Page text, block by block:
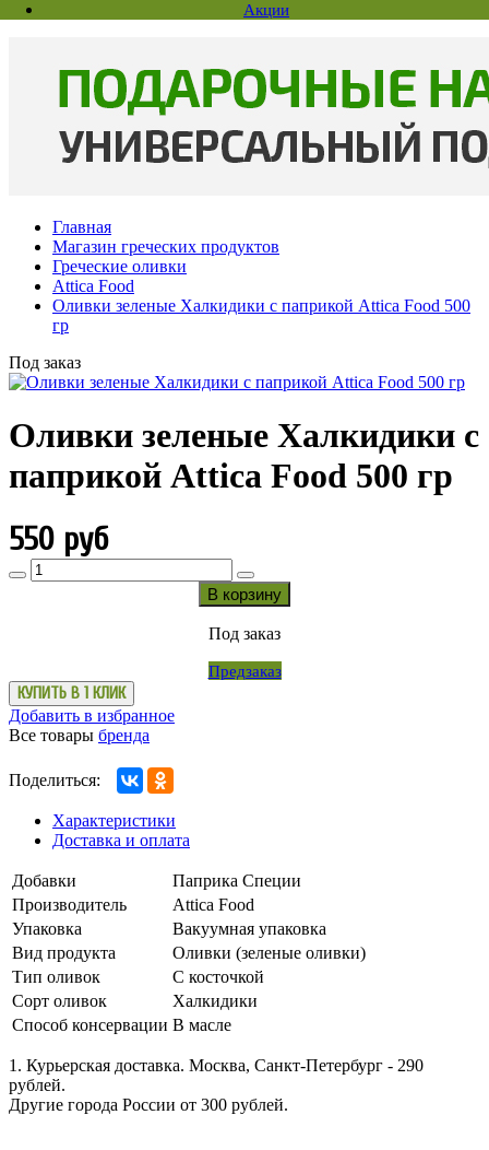
Акции
Главная
Магазин греческих продуктов
Греческие оливки
Attica Food
Оливки зеленые Халкидики с паприкой Attica Food 500
гр
Под заказ
Оливки зеленые Халкидики с
паприкой Attica Food 500 гр
550 руб
В корзину
Под заказ
Предзаказ
КУПИТЬ В 1 КЛИК
Добавить в избранное
Все товары бренда
Поделиться:
Характеристики
Доставка и оплата
Добавки Паприка Специи
Производитель
Attica Food
Упаковка
Вакуумная упаковка
Вид продукта
Оливки (зеленые оливки)
Тип оливок
С косточкой
Сорт оливок
Халкидики
Способ консервации В масле
1. Курьерская доставка. Москва, Санкт-Петербург - 290
рублей.
Другие города России от 300 рублей.